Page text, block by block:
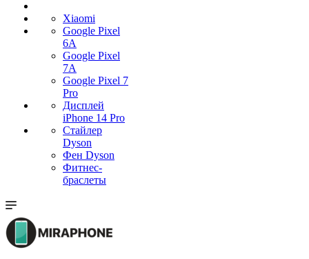
Xiaomi
Google Pixel
6A
Google Pixel
7А
Google Pixel 7
Pro
Дисплей
iPhone 14 Pro
Стайлер
Dyson
Фен Dyson
Фитнес-
браслеты